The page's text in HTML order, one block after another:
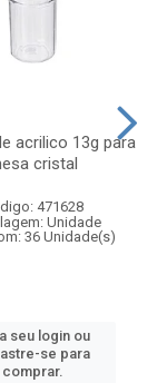
acrilico 13g para
cristal
471628
Unidade
36 Unidade(s)
seu login ou
se para
comprar.